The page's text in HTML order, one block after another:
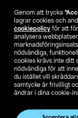
Genom att trycka
lagrar cookies och
cookiepolicy för att
analysera
nödvändiga,
cookies krävs inte ditt
nödvändiga för att
du istället vill
samtycke är frivilligt
ändrar i dina cookie-